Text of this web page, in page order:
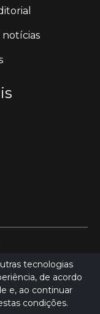
notícias
tecnologias
de acordo
e, ao continuar
condições.